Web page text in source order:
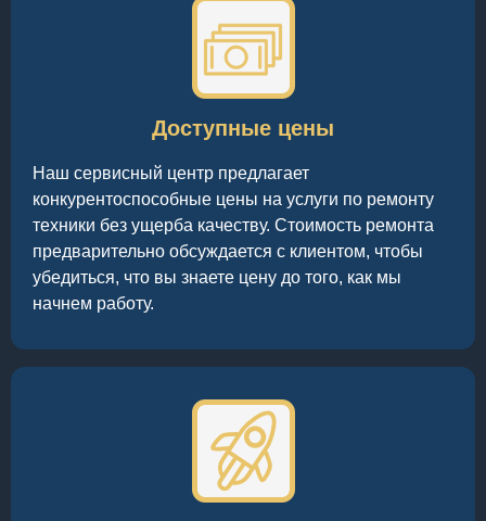
Доступные цены
Наш сервисный центр предлагает
конкурентоспособные цены на услуги по ремонту
техники без ущерба качеству. Стоимость ремонта
предварительно обсуждается с клиентом, чтобы
убедиться, что вы знаете цену до того, как мы
начнем работу.